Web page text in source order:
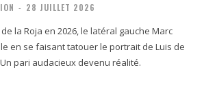
- 28 JUILLET 2026
la Roja en 2026, le latéral gauche Marc
en se faisant tatouer le portrait de Luis de
pari audacieux devenu réalité.